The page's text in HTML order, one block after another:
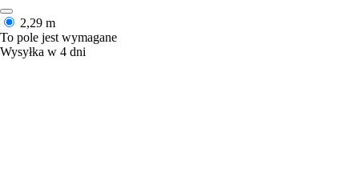
2,29 m
To pole jest wymagane
Wysyłka w 4 dni